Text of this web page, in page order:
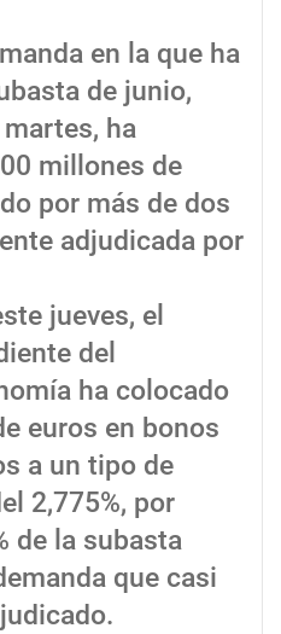
en la que ha
de junio,
ha
millones de
por más de dos
adjudicada por
jueves, el
del
ha colocado
euros en bonos
a un tipo de
2,775%, por
de la subasta
que casi